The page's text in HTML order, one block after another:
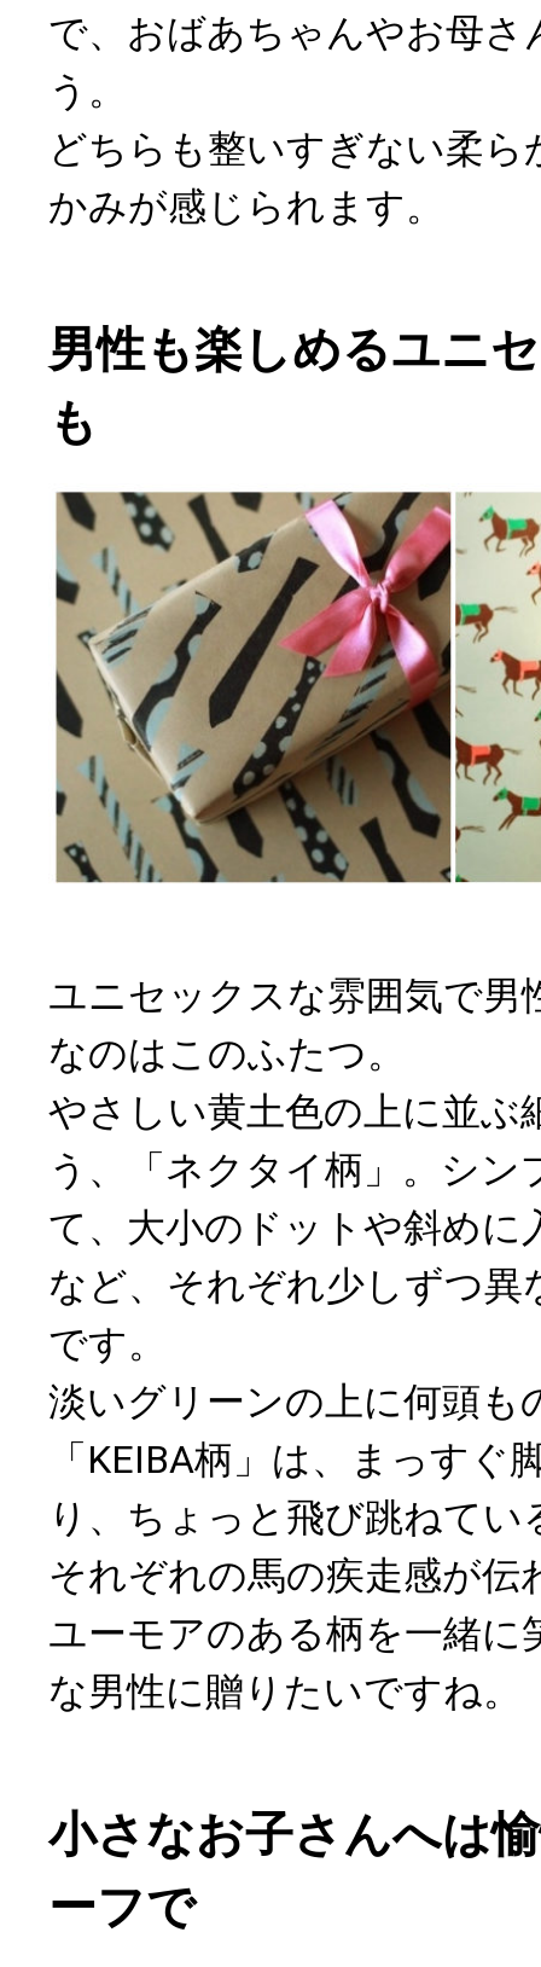
で、おばあちゃんやお母さ
う。
どちらも整いすぎない柔
かみが感じられます。
男性も楽しめるユニ
も
ユニセックスな雰囲気で男
なのはこのふたつ。
やさしい黄土色の上に並ぶ
う、「ネクタイ柄」。シン
て、大小のドットや斜めに
など、それぞれ少しずつ異
です。
淡いグリーンの上に何頭も
「KEIBA柄」は、まっすぐ
り、ちょっと飛び跳ねて
それぞれの馬の疾走感が伝
ユーモアのある柄を一緒に
な男性に贈りたいですね。
小さなお子さんへは
ーフで